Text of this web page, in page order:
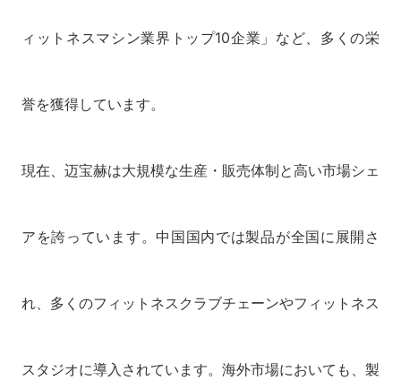
ィットネスマシン業界トップ10企業」など、多くの栄
誉を獲得しています。
現在、迈宝赫は大規模な生産・販売体制と高い市場シェ
アを誇っています。中国国内では製品が全国に展開さ
れ、多くのフィットネスクラブチェーンやフィットネス
スタジオに導入されています。海外市場においても、製